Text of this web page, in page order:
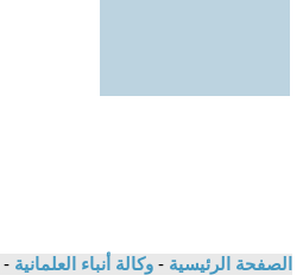
الصفحة الرئيسية - وكالة أنباء العلمانية -